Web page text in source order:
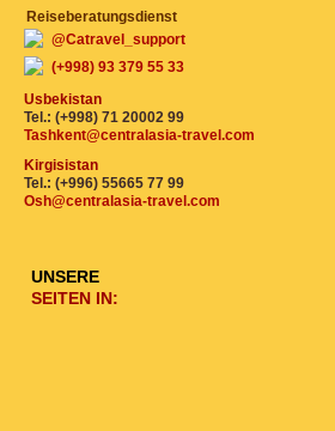
Reiseberatungsdienst
@Catravel_support
(+998) 93 379 55 33
Usbekistan
Tel.: (+998) 71 20002 99
Tashkent@centralasia-travel.com
Kirgisistan
Tel.: (+996) 55665 77 99
Osh@centralasia-travel.com
UNSERE
SEITEN IN: